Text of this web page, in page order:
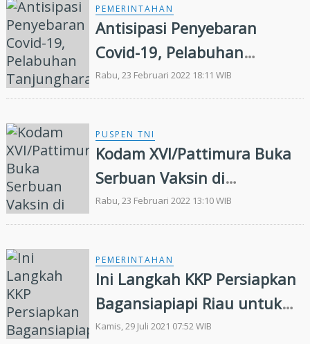
PEMERINTAHAN
Antisipasi Penyebaran
Covid-19, Pelabuhan
Tanjungharapan akan
Dibentuk Pos dan Satgas
Rabu, 23 Februari 2022 18:11 WIB
PUSPEN TNI
Kodam XVI/Pattimura Buka
Serbuan Vaksin di
Pelabuhan Ambon
Rabu, 23 Februari 2022 13:10 WIB
PEMERINTAHAN
Ini Langkah KKP Persiapkan
Bagansiapiapi Riau untuk
Pelabuhan Perikanan
Kamis, 29 Juli 2021 07:52 WIB